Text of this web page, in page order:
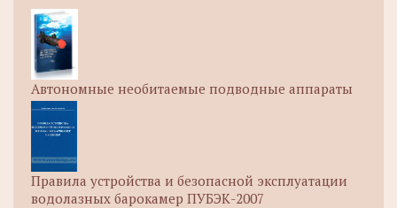
Автономные необитаемые подводные аппараты
Правила устройства и безопасной эксплуатации
водолазных барокамер ПУБЭК-2007